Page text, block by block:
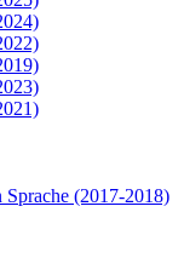
Sprache (2017-2018)